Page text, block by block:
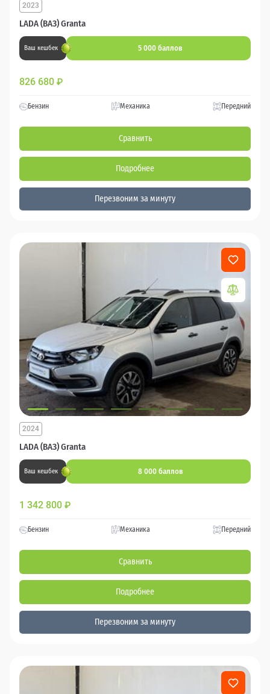
LADA (ВАЗ) Granta
2023
Ваш кешбек 5 000 баллов
826 680 ₽
Бензин Механика Передний
Сравнить
Подробнее
Перезвоним за минуту
LADA (ВАЗ) Granta
2024
Ваш кешбек 8 000 баллов
1 342 800 ₽
Бензин Механика Передний
Сравнить
Подробнее
Перезвоним за минуту